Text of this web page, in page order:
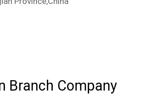
Branch Company